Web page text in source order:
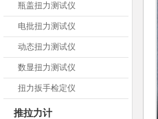
瓶盖扭力测试仪
电批扭力测试仪
动态扭力测试仪
数显扭力测试仪
扭力扳手检定仪
推拉力计